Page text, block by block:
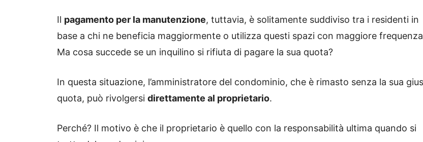
Il pagamento per la manutenzione, tuttavia, è solitamente suddiviso tra i residenti in
base a chi ne beneficia maggiormente o utilizza questi spazi con maggiore
Ma cosa succede se un inquilino si rifiuta di pagare la sua quota?
In questa situazione, l’amministratore del condominio, che è rimasto senza la sua
quota, può rivolgersi direttamente al proprietario.
Perché? Il motivo è che il proprietario è quello con la responsabilità ultima quando si